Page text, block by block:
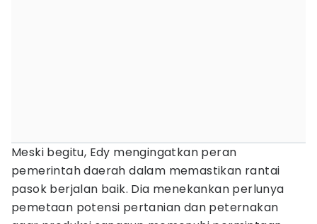
Meski begitu, Edy mengingatkan peran
pemerintah daerah dalam memastikan rantai
pasok berjalan baik. Dia menekankan perlunya
pemetaan potensi pertanian dan peternakan